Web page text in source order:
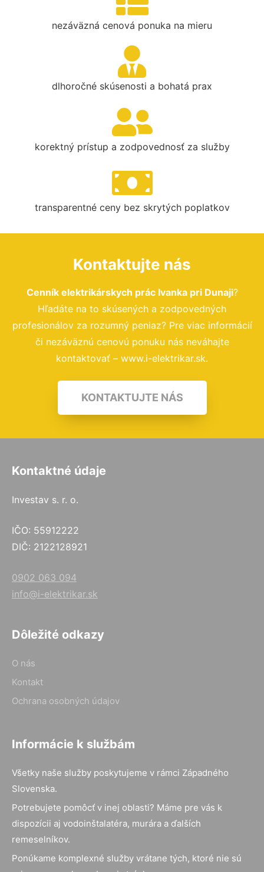
nezáväzná cenová ponuka na mieru
dlhoročné skúsenosti a bohatá prax
korektný prístup a zodpovednosť za služby
transparentné ceny bez skrytých poplatkov
Kontaktujte nás
Cenník elektrikárskych prác Ivanka pri Dunaji?
Hľadáte na to skúsených a zodpovedných
profesionálov za rozumný peniaz? Pre viac informácií
či nezáväznú cenovú ponuku nás neváhajte
kontaktovať – www.i-elektrikar.sk.
KONTAKTUJTE NÁS
Kontaktné údaje
Investav s. r. o.
IČO: 55912222
DIČ: 2122128921
0902 063 094
info@i-elektrikar.sk
Dôležité odkazy
O nás
Kontakt
Ochrana osobných údajov
Informácie k službám
Všetky naše služby poskytujeme v rámci Západného
Slovenska.
Potrebujete pomôcť v inej oblasti? Máme pre vás k
dispozícii aj vodoinštalatéra, murára a ďalších
remeselníkov.
Ponúkame komplexné služby vrátane tých, ktoré nie sú